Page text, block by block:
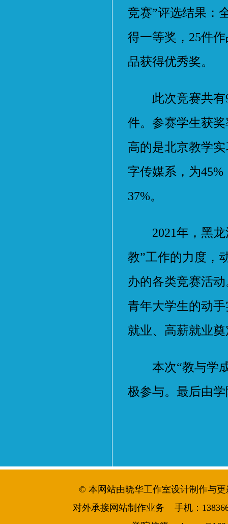
竞赛”评选结果：
得一等奖，25件
品获得优秀奖。
此次竞赛共有
件。参赛学生获
高的是北京教学
字传媒系，为
37%。
2021年，黑龙
教”工作的力度，
办的各类竞赛活
青年大学生的动
就业、高薪就业
本次“教与学成
极参与。最后由
© 本网站由晓华工作室设计制作与更
对外承接网站制作业务 手机：